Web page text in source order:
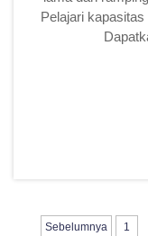
Pelajari
Sebelumnya 1